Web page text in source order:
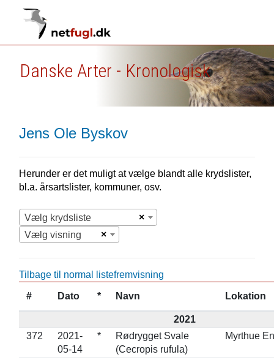
Danske Arter - Kronologisk
Jens Ole Byskov
Herunder er det muligt at vælge blandt alle krydslister,
bl.a. årsartslister, kommuner, osv.
×
Vælg krydsliste
×
Vælg visning
Tilbage til normal listefremvisning
# Dato * Navn Lokation
2021
372
2021-
05-14
*
Rødrygget Svale
(Cecropis rufula)
Myrthue